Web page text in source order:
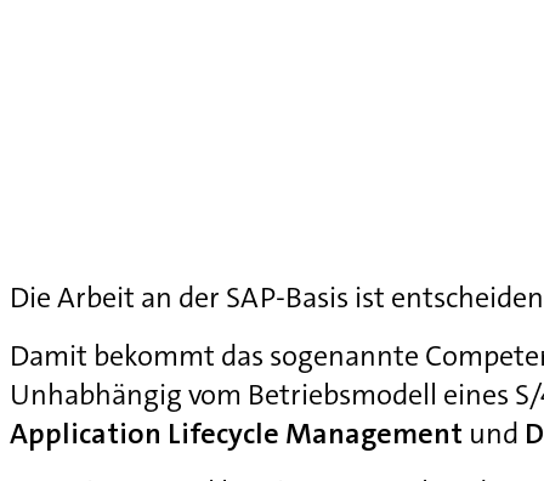
Die Arbeit an der SAP-Basis ist
Damit bekommt das sogenannte
Unhabhängig vom Betriebsmodell eines
Application Lifecycle Management und